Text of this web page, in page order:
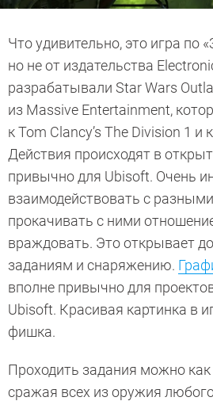
Что удивительно, это игра по
но не от издательства
разрабатывали Star Wars
из Massive Entertainment,
к Tom Clancy’s The Division 1 и
Действия происходят в
привычно для Ubisoft. Очень
взаимодействовать с
прокачивать с ними
враждовать. Это открывает
заданиям и снаряжению.
вполне привычно для
Ubisoft. Красивая картинка в
фишка.
Проходить задания можно
сражая всех из оружия